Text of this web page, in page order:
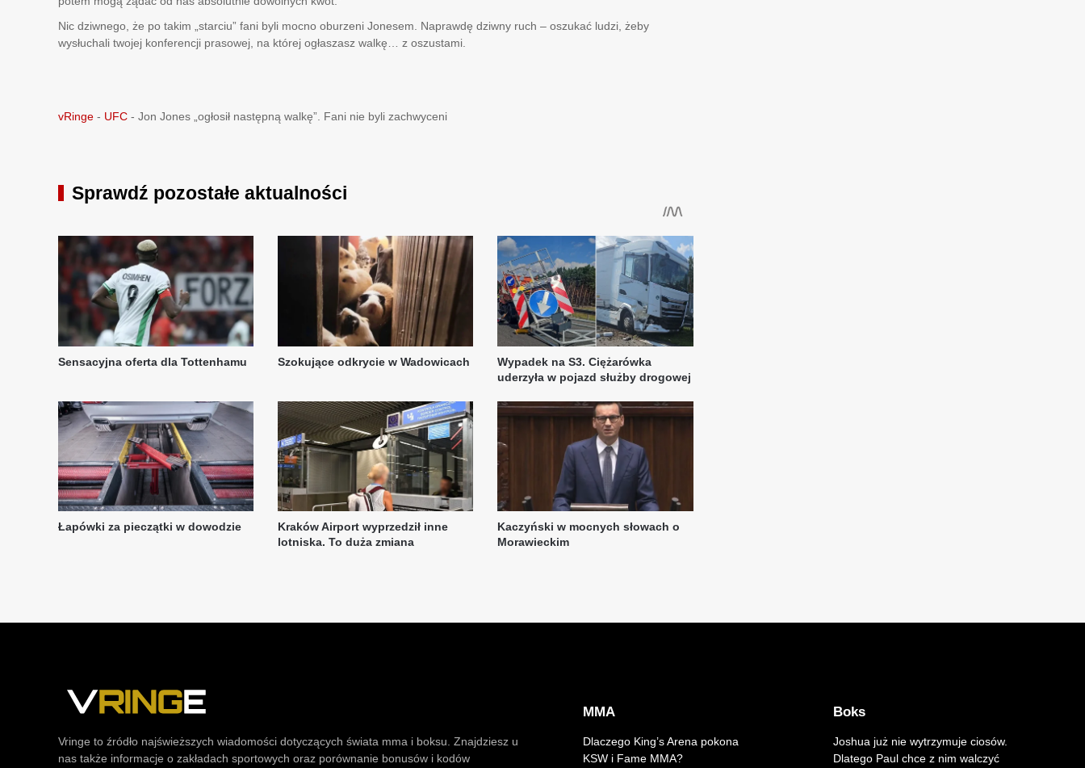
Nic dziwnego, że po takim „starciu” fani byli mocno oburzeni Jonesem. Naprawdę dziwny ruch – oszukać ludzi, żeby
wysłuchali twojej konferencji prasowej, na której ogłaszasz walkę… z oszustami.
vRinge - UFC - Jon Jones „ogłosił następną walkę”. Fani nie byli zachwyceni
Sprawdź pozostałe aktualności
Vringe to źródło najświeższych wiadomości dotyczących świata mma i boksu. Znajdziesz u
nas także informacje o zakładach sportowych oraz porównanie bonusów i kodów
MMA
Dlaczego King’s Arena pokona
KSW i Fame MMA?
Boks
Joshua już nie wytrzymuje ciosów.
Dlatego Paul chce z nim walczyć